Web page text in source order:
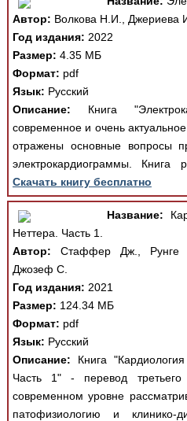
Автор: Волкова Н.И., Джериева
Год издания: 2022
Размер: 4.35 МБ
Формат: pdf
Язык: Русский
Описание: Книга
современное и очень
отражены основные вопросы
электрокардиограммы. Книга
Скачать книгу бесплатно
Название:
Неттера. Часть 1.
Автор: Стаффер Дж., Рунге
Джозеф С.
Год издания: 2021
Размер: 124.34 МБ
Формат: pdf
Язык: Русский
Описание: Книга
Часть 1" - перевод
современном уровне
патофизиологию и клинико-